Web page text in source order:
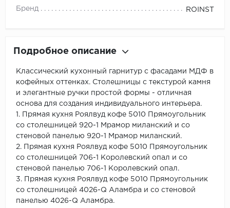
Бренд ROINST
Подробное описание
Классический кухонный гарнитур с фасадами МДФ в
кофейных оттенках. Столешницы с текстурой камня
и элегантные ручки простой формы - отличная
основа для создания индивидуального интерьера.
1. Прямая кухня Роялвуд кофе 5010 Прямоугольник
со столешницей 920-1 Мрамор миланский и со
стеновой панелью 920-1 Мрамор миланский.
2. Прямая кухня Роялвуд кофе 5010 Прямоугольник
со столешницей 706-1 Королевский опал и со
стеновой панелью 706-1 Королевский опал.
3. Прямая кухня Роялвуд кофе 5010 Прямоугольник
со столешницей 4026-Q Аламбра и со стеновой
панелью 4026-Q Аламбра.